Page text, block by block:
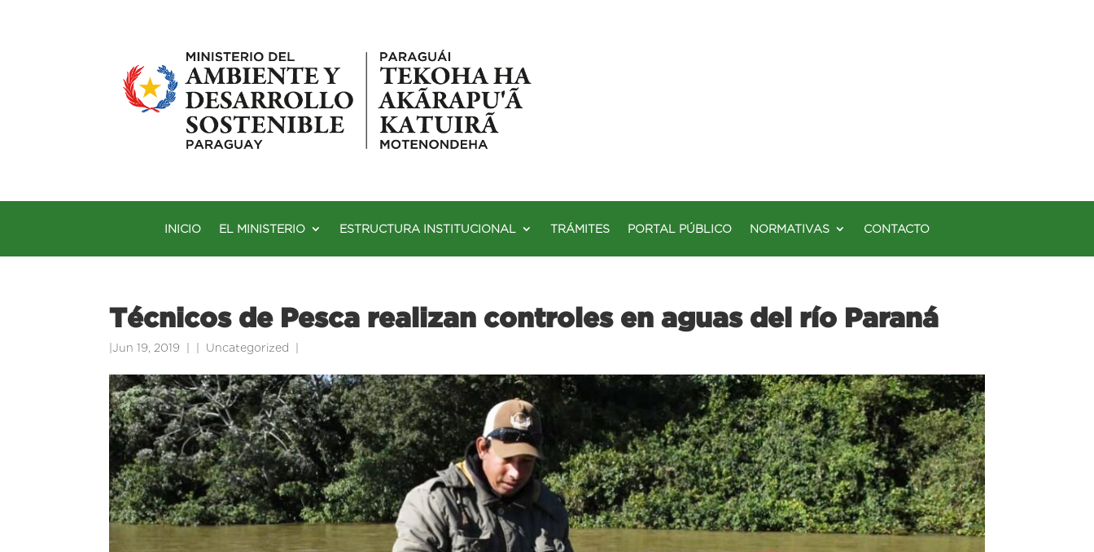
INICIO EL MINISTERIO ESTRUCTURA INSTITUCIONAL TRÁMITES PORTAL PÚBLICO NORMATIVAS CONTACTO
Técnicos de Pesca realizan controles en aguas del río Paraná
|Jun 19, 2019 Uncategorized